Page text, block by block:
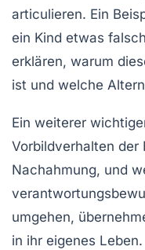
articulieren. Ein
ein Kind etwas
erklären, warum
ist und welche
Ein weiterer
Vorbildverhalten der
Nachahmung, und
umgehen,
in ihr eigenes Leben.